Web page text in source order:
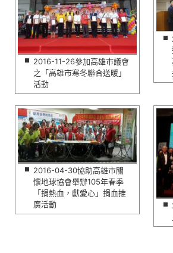
2016-11-26參加高雄市議會
之「高雄市寒冬聯合送暖」
活動
2016-04-30協助高雄市關
懷地球協會舉辦105年春季
「捐熱血，獻愛心」捐血推
廣活動